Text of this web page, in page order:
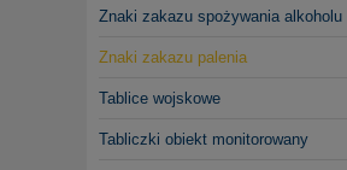
Znaki zakazu spożywania alkoholu
Znaki zakazu palenia
Tablice wojskowe
Tabliczki obiekt monitorowany